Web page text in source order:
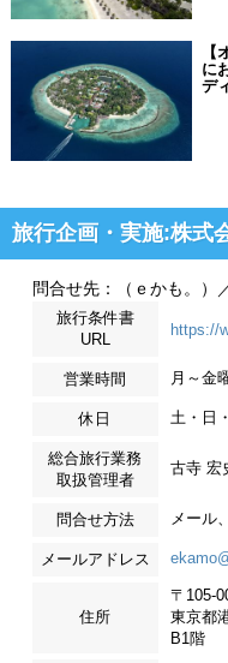
に
デ
旅行企画・実施:株式
問合せ先：（ｅかも。）
旅行条件書
URL
https://
営業時間 月～金
休日 土・日
総合旅行業務
取扱管理者
古寺 宏
問合せ方法 メール
メールアドレス
住所
〒105-
東京都
B1階